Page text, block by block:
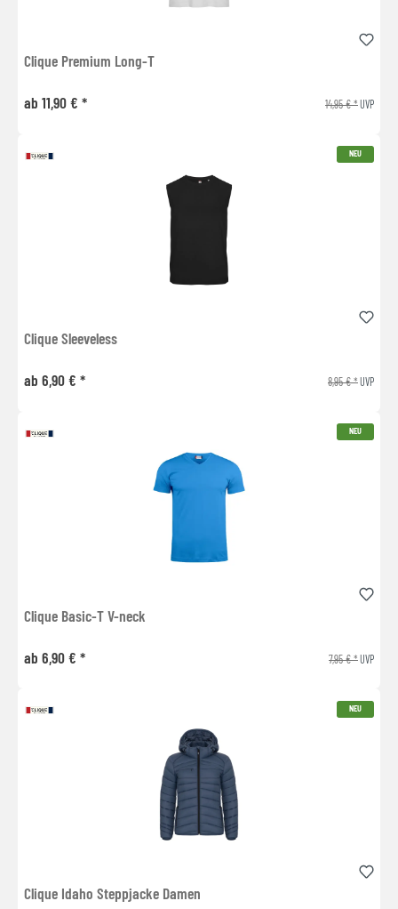
Clique Premium Long-T
ab 11,90 € * 14,95 € *UVP
NEU
Clique Sleeveless
ab 6,90 € * 8,95 € *UVP
NEU
Clique Basic-T V-neck
ab 6,90 € * 7,95 € *UVP
NEU
Clique Idaho Steppjacke Damen